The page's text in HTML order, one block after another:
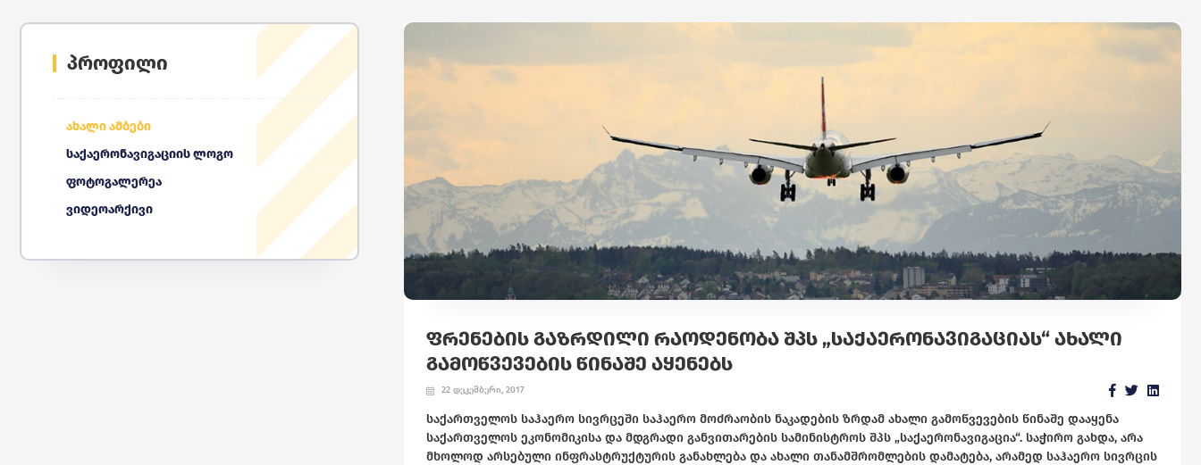
პროფილი
ახალი ამბები
საქაერონავიგაციის ლოგო
ფოტოგალერეა
ვიდეოარქივი
ᲤᲠᲔᲜᲔᲑᲘᲡ ᲒᲐᲖᲠᲓᲘᲚᲘ ᲠᲐᲝᲓᲔᲜᲝᲑᲐ ᲨᲞᲡ „ᲡᲐᲥᲐᲔᲠᲝᲜᲐᲕᲘᲒᲐᲪᲘᲐᲡ“ ᲐᲮᲐᲚᲘ
ᲒᲐᲛᲝᲬᲕᲔᲕᲔᲑᲘᲡ ᲬᲘᲜᲐᲨᲔ ᲐᲧᲔᲜᲔᲑᲡ
22 დეკემბერი, 2017
საქართველოს საჰაერო სივრცეში საჰაერო მოძრაობის ნაკადების ზრდამ ახალი გამოწვევების წინაშე დააყენა
საქართველოს ეკონომიკისა და მდგრადი განვითარების სამინისტროს შპს „საქაერონავიგაცია“. საჭირო გახდა, არა
მხოლოდ არსებული ინფრასტრუქტურის განახლება და ახალი თანამშრომლების დამატება, არამედ საჰაერო სივრცის